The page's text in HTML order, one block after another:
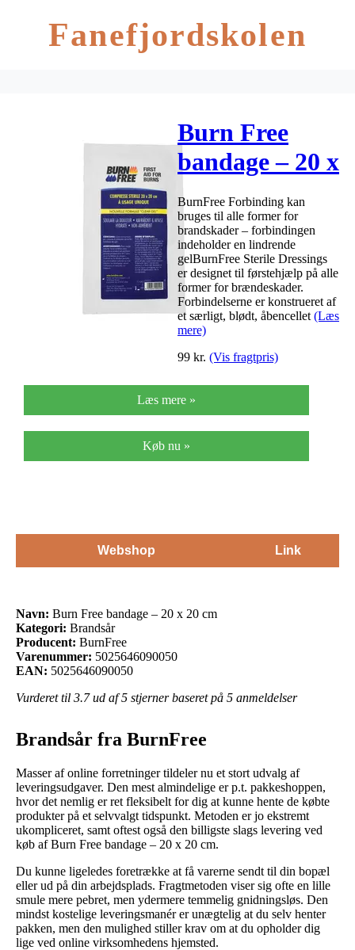
Fanefjordskolen
Burn Free
bandage – 20 x
20 cm
BurnFree Forbinding kan
bruges til alle former for
brandskader – forbindingen
indeholder en lindrende
gelBurnFree Sterile Dressings
er designet til førstehjælp på alle
former for brændeskader.
Forbindelserne er konstrueret af
et særligt, blødt, åbencellet (Læs
mere)
99 kr. (Vis fragtpris)
Læs mere »
Køb nu »
Webshop Link
Navn: Burn Free bandage – 20 x 20 cm
Kategori: Brandsår
Producent: BurnFree
Varenummer: 5025646090050
EAN: 5025646090050
Vurderet til 3.7ud af 5 stjerner baseret på 5 anmeldelser
Brandsår fra BurnFree
Masser af online forretninger tildeler nu et stort udvalg af
leveringsudgaver. Den mest almindelige er p.t. pakkeshoppen,
hvor det nemlig er ret fleksibelt for dig at kunne hente de købte
produkter på et selvvalgt tidspunkt. Metoden er jo ekstremt
ukompliceret, samt oftest også den billigste slags levering ved
køb af Burn Free bandage – 20 x 20 cm.
Du kunne ligeledes foretrække at få varerne sendt til din bopæl
eller ud på din arbejdsplads. Fragtmetoden viser sig ofte en lille
smule mere pebret, men ydermere temmelig gnidningsløs. Den
mindst kostelige leveringsmanér er unægtelig at du selv henter
pakken, men den mulighed stiller krav om at du opholder dig
lige ved online virksomhedens hjemsted.